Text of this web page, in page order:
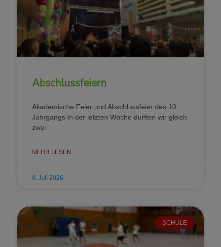
Abschlussfeiern
Akademische Feier und Abschlussfeier des 10.
Jahrgangs In der letzten Woche durften wir gleich
zwei
MEHR LESEN...
8. Juli 2026
SCHULE